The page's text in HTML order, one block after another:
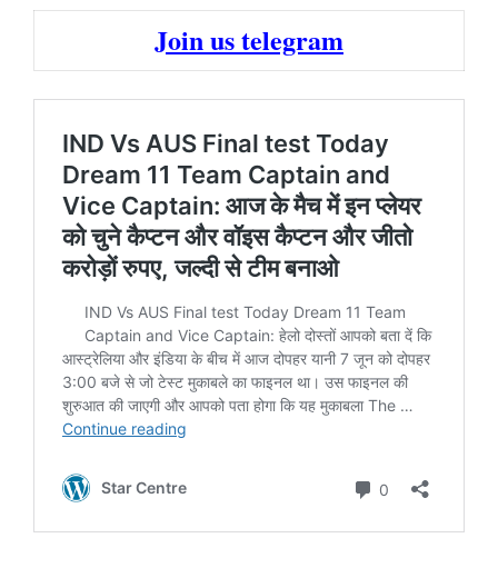
Join us telegram